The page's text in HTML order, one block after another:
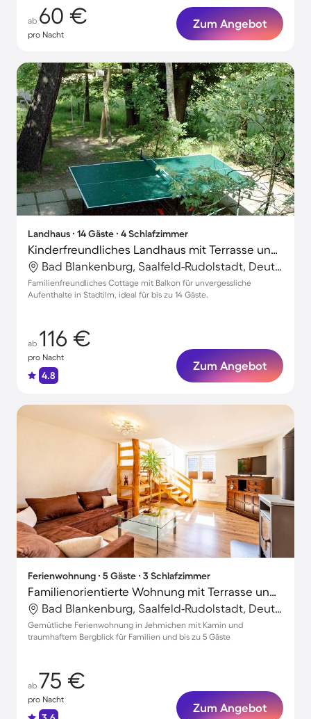
ab 60 €
pro Nacht
Zum Angebot
Landhaus ∙ 14 Gäste ∙ 4 Schlafzimmer
Kinderfreundliches Landhaus mit Terrasse und Grill
Bad Blankenburg, Saalfeld-Rudolstadt, Deutschland
Familienfreundliches Cottage mit Balkon für unvergessliche
Aufenthalte in Stadtilm, ideal für bis zu 14 Gäste.
ab 116 €
pro Nacht
4.8
Zum Angebot
Ferienwohnung ∙ 5 Gäste ∙ 3 Schlafzimmer
Familienorientierte Wohnung mit Terrasse und Grill | Bergblick
Bad Blankenburg, Saalfeld-Rudolstadt, Deutschland
Gemütliche Ferienwohnung in Jehmichen mit Kamin und
traumhaftem Bergblick für Familien und bis zu 5 Gäste
ab 75 €
pro Nacht
Zum Angebot